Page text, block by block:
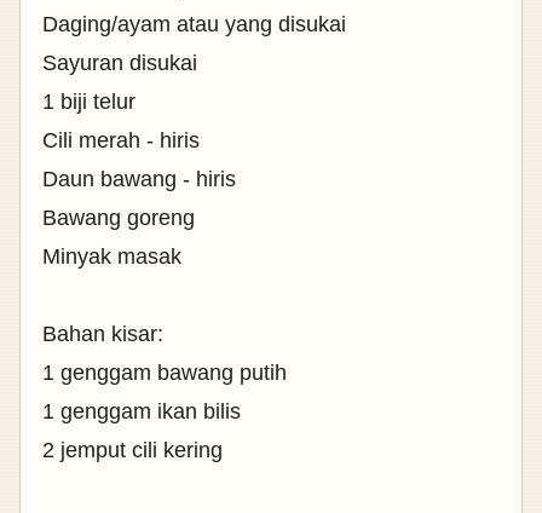
Daging/ayam atau yang disukai
Sayuran disukai
1 biji telur
Cili merah - hiris
Daun bawang - hiris
Bawang goreng
Minyak masak
Bahan kisar:
1 genggam bawang putih
1 genggam ikan bilis
2 jemput cili kering